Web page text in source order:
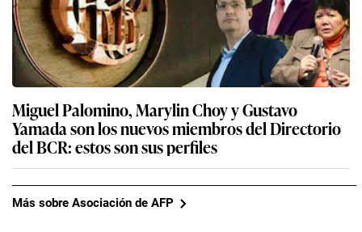
Miguel Palomino, Marylin Choy y Gustavo
Yamada son los nuevos miembros del Directorio
del BCR: estos son sus perfiles
Más sobre Asociación de AFP